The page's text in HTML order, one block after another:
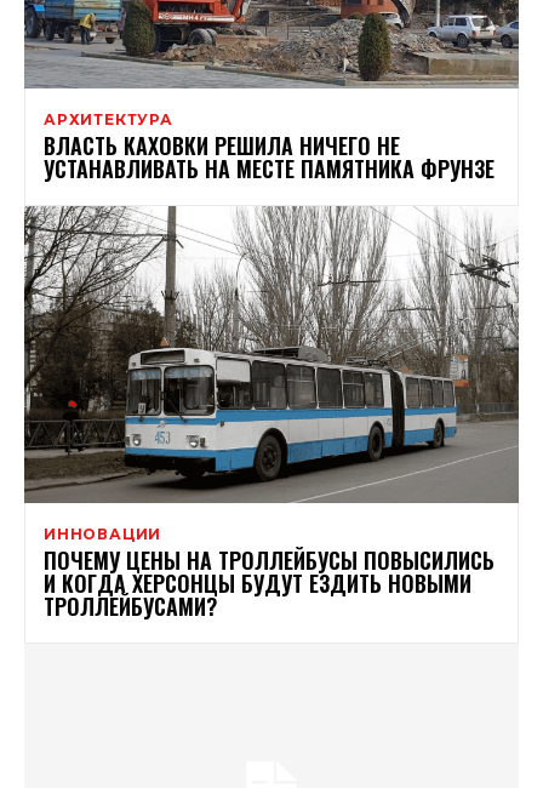
АРХИТЕКТУРА
ВЛАСТЬ КАХОВКИ РЕШИЛА НИЧЕГО НЕ
УСТАНАВЛИВАТЬ НА МЕСТЕ ПАМЯТНИКА ФРУНЗЕ
ИННОВАЦИИ
ПОЧЕМУ ЦЕНЫ НА ТРОЛЛЕЙБУСЫ ПОВЫСИЛИСЬ
И КОГДА ХЕРСОНЦЫ БУДУТ ЕЗДИТЬ НОВЫМИ
ТРОЛЛЕЙБУСАМИ?